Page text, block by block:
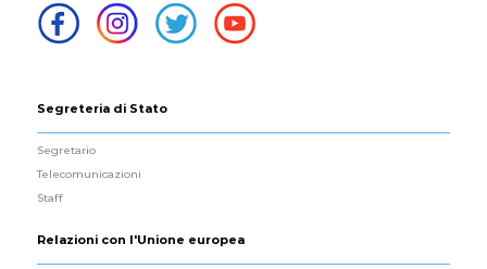
Segreteria di Stato
Segretario
Telecomunicazioni
Staff
Relazioni con l'Unione europea